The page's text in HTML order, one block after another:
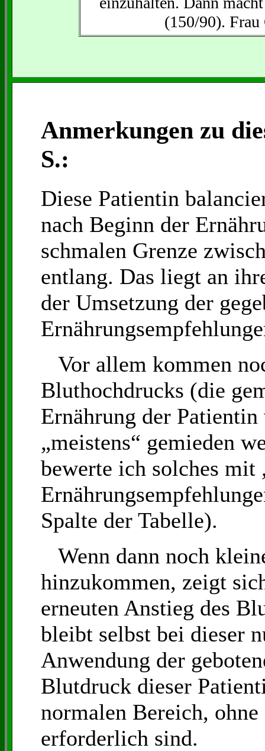
(150/90).
Anmerkungen zu
S.:
Diese Patientin
nach Beginn der
schmalen Grenze
entlang. Das liegt an
der Umsetzung der
Vor allem kommen
Bluthochdrucks (die
Ernährung der
„meistens“ gemieden
bewerte ich solches
Spalte der Tabelle).
Wenn dann noch
hinzukommen, zeigt
erneuten Anstieg des
bleibt selbst bei dieser
Anwendung der
Blutdruck dieser
normalen Bereich,
erforderlich sind.